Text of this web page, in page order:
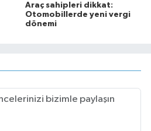
Araç sahipleri dikkat:
Otomobillerde yeni vergi
dönemi